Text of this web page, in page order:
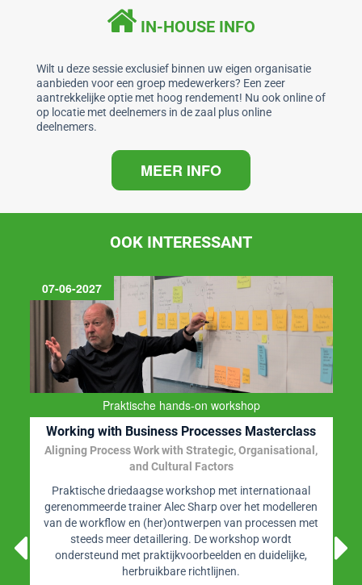
o
k
A
p
p
IN-HOUSE INFO
Wilt u deze sessie exclusief binnen uw eigen organisatie
aanbieden voor een groep medewerkers? Een zeer
aantrekkelijke optie met hoog rendement! Nu ook online of
op locatie met deelnemers in de zaal plus online
deelnemers.
MEER INFO
OOK INTERESSANT
07-06-2027
Praktische hands-on workshop
Working with Business Processes Masterclass
Aligning Process Work with Strategic, Organisational,
and Cultural Factors
Praktische driedaagse workshop met internationaal
gerenommeerde trainer Alec Sharp over het modelleren
van de workflow en (her)ontwerpen van processen met
steeds meer detaillering. De workshop wordt
ondersteund met praktijkvoorbeelden en duidelijke,
herbruikbare richtlijnen.